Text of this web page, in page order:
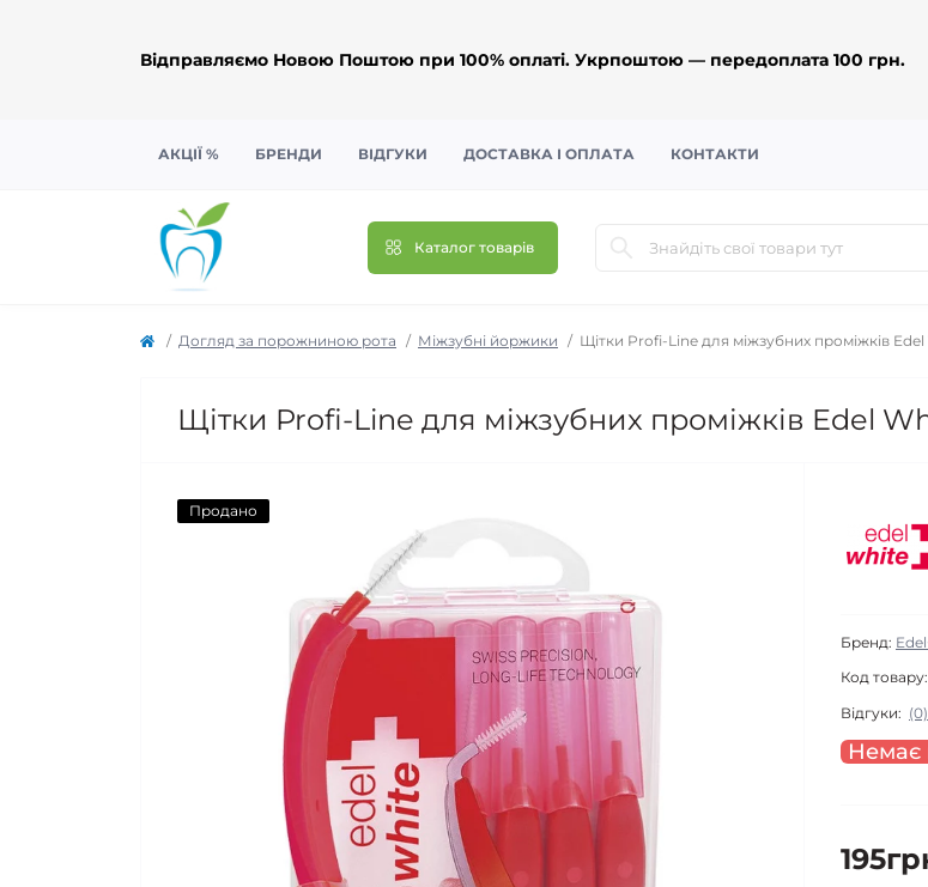
Відправляємо Новою Поштою при 100% оплаті. Укрпоштою — передоплата 100 грн.
АКЦІЇ % БРЕНДИ ВІДГУКИ ДОСТАВКА І ОПЛАТА КОНТАКТИ
Каталог товарів
Догляд за порожниною рота Міжзубні йоржики Щітки Profi-Line для міжзубних проміжків
Щітки Profi-Line для міжзубних проміжків Edel
Продано
Бренд:
Код товару:
Відгуки: (0)
Немає